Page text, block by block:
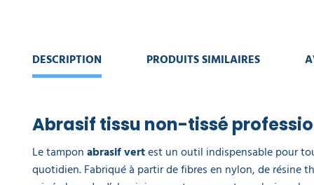
l'unité
cuisine
750 ml
10,95 €
l'unité
DESCRIPTION PRODUITS SIMILAIRES
Abrasif tissu non-tissé
Le tamponabrasif vertest un outil indispensable pour
quotidien. Fabriqué à partir de fibres en nylon, de résine